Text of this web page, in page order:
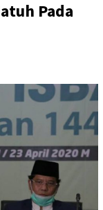
Pada